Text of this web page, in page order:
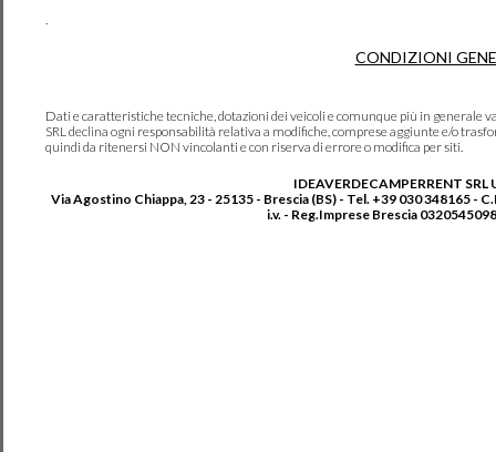
.
CONDIZIONI
Dati e caratteristiche tecniche, dotazioni dei veicoli e comunque più in generale
SRL declina ogni responsabilità relativa a modifiche, comprese aggiunte e/o
quindi da ritenersi NON vincolanti e con riserva di errore o modifica per siti.
IDEAVERDECAMPERRENT SRL
Via Agostino Chiappa, 23 - 25135 - Brescia (BS) - Tel. +39 030 348165 -
i.v. - Reg.Imprese Brescia